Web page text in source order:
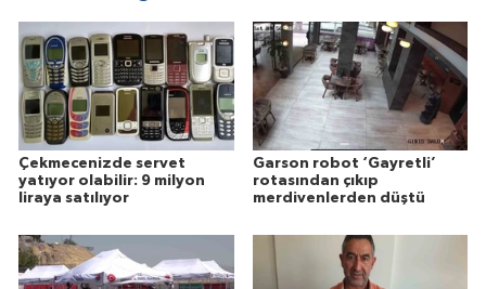
Çekmecenizde servet
yatıyor olabilir: 9 milyon
liraya satılıyor
Garson robot ‘Gayretli’
rotasından çıkıp
merdivenlerden düştü